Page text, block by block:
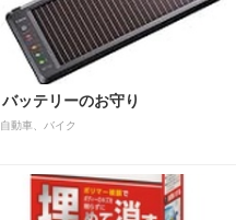
バッテリーのお守り
自動車、バイク